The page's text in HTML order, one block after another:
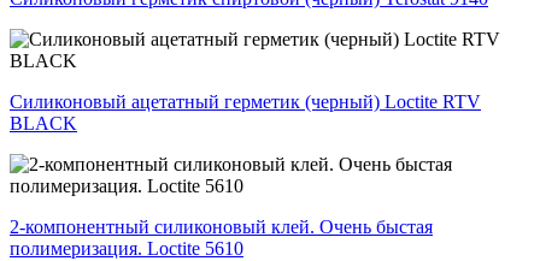
Силиконовый ацетатный герметик (черный) Loctite RTV
BLACK
2-компонентный силиконовый клей. Очень быстая
полимеризация. Loctite 5610